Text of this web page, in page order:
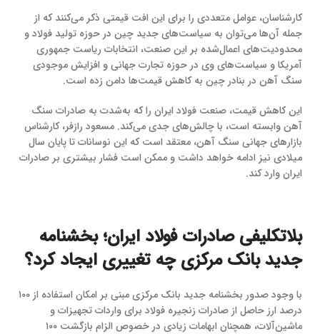
کارشناسان، عوامل متعددی را برای این افت قیمتی ذکر می‌کنند که از
جمله آن‌ها می‌توان به سیاست‌های جدید چین در حوزه تولید فولاد و
محدودیت‌های اعمال‌شده بر این صنعت، انتخابات ریاست جمهوری
آمریکا و سیاست‌های وی در حوزه تجارت جهانی و افزایش موجودی
سنگ آهن در بنادر چین به کاهش قیمت‌ها دامن زده است.
این کاهش قیمت، صنعت فولاد ایران را که به‌شدت به صادرات سنگ
آهن وابسته است، با چالش‌های جدی می‌کند. مسعود رازفر، کارشناس
بازارهای جهانی سنگ آهن، معتقد است که این نوسانات تا پایان سال
میلادی نیز ادامه خواهد داشت و ممکن است فشار بیشتری بر صادرات
ایران وارد کند.
بلاتکلیفی صادرات فولاد ایران؛ بخشنامه
جدید بانک مرکزی چه تغییری ایجاد کرد؟
با وجود صدور بخشنامه جدید بانک مرکزی مبنی بر امکان استفاده از ۱۰۰
درصد ارز حاصل از صادرات زنجیره فولاد برای واردات تجهیزات و
ماشین‌آلات، همچنان ابهامات زیادی در خصوص الزام بازگشت ۱۰۰